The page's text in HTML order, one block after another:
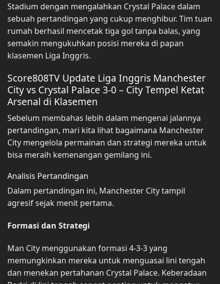
Stadium dengan mengalahkan Crystal Palace dalam
sebuah pertandingan yang cukup menghibur. Tim tuan
rumah berhasil mencetak tiga gol tanpa balas, yang
semakin mengukuhkan posisi mereka di papan
klasemen Liga Inggris.
Score808TV Update Liga Inggris Manchester
City vs Crystal Palace 3-0 – City Tempel Ketat
Arsenal di Klasemen
Sebelum membahas lebih dalam mengenai jalannya
pertandingan, mari kita lihat bagaimana Manchester
City mengelola permainan dan strategi mereka untuk
bisa meraih kemenangan gemilang ini.
Analisis Pertandingan
Dalam pertandingan ini, Manchester City tampil
agresif sejak menit pertama.
Formasi dan Strategi
Man City menggunakan formasi 4-3-3 yang
memungkinkan mereka untuk menguasai lini tengah
dan menekan pertahanan Crystal Palace. Keberadaan